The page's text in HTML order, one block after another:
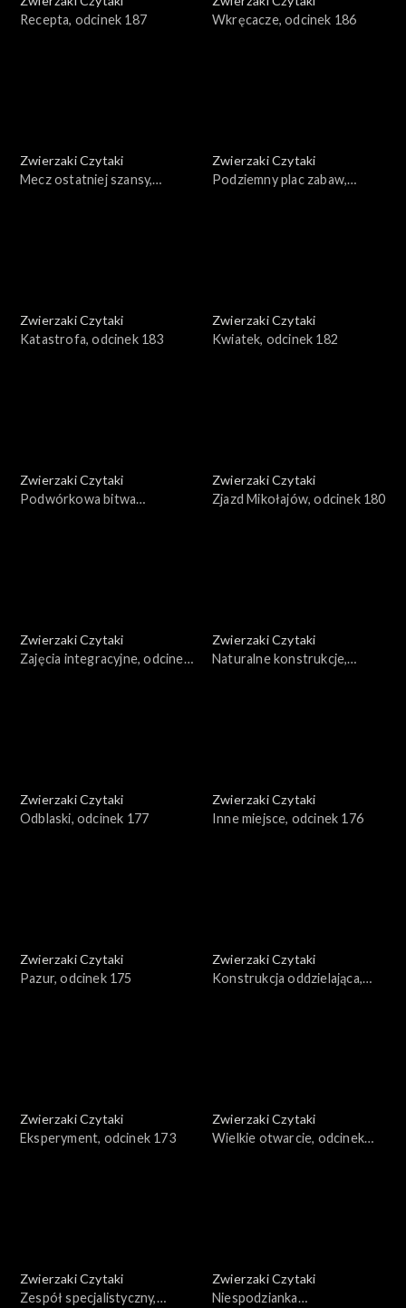
Recepta, odcinek 187
Wkręcacze, odcinek 186
Zwierzaki Czytaki
Mecz ostatniej szansy,
Zwierzaki Czytaki
Podziemny plac zabaw,
Zwierzaki Czytaki
Katastrofa, odcinek 183
Zwierzaki Czytaki
Kwiatek, odcinek 182
Zwierzaki Czytaki
Podwórkowa bitwa
Zwierzaki Czytaki
Zjazd Mikołajów, odcinek 180
Zwierzaki Czytaki
Zajęcia integracyjne, odcinek
Zwierzaki Czytaki
Naturalne konstrukcje,
Zwierzaki Czytaki
Odblaski, odcinek 177
Zwierzaki Czytaki
Inne miejsce, odcinek 176
Zwierzaki Czytaki
Pazur, odcinek 175
Zwierzaki Czytaki
Konstrukcja oddzielająca,
Zwierzaki Czytaki
Eksperyment, odcinek 173
Zwierzaki Czytaki
Wielkie otwarcie, odcinek
Zwierzaki Czytaki
Zespół specjalistyczny,
Zwierzaki Czytaki
Niespodzianka